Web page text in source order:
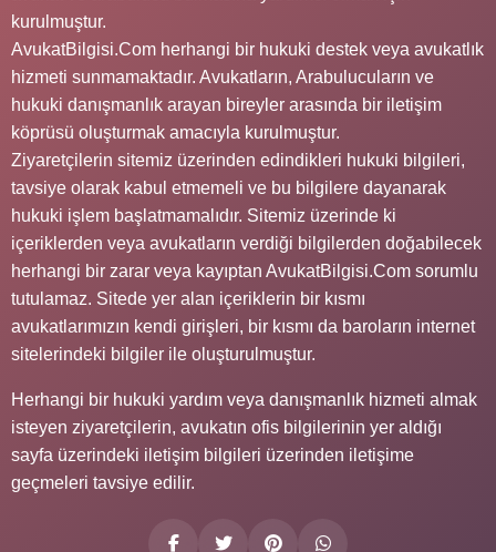
kurulmuştur.
AvukatBilgisi.Com herhangi bir hukuki destek veya avukatlık
hizmeti sunmamaktadır. Avukatların, Arabulucuların ve
hukuki danışmanlık arayan bireyler arasında bir iletişim
köprüsü oluşturmak amacıyla kurulmuştur.
Ziyaretçilerin sitemiz üzerinden edindikleri hukuki bilgileri,
tavsiye olarak kabul etmemeli ve bu bilgilere dayanarak
hukuki işlem başlatmamalıdır. Sitemiz üzerinde ki
içeriklerden veya avukatların verdiği bilgilerden doğabilecek
herhangi bir zarar veya kayıptan AvukatBilgisi.Com sorumlu
tutulamaz. Sitede yer alan içeriklerin bir kısmı
avukatlarımızın kendi girişleri, bir kısmı da baroların internet
sitelerindeki bilgiler ile oluşturulmuştur.
Herhangi bir hukuki yardım veya danışmanlık hizmeti almak
isteyen ziyaretçilerin, avukatın ofis bilgilerinin yer aldığı
sayfa üzerindeki iletişim bilgileri üzerinden iletişime
geçmeleri tavsiye edilir.